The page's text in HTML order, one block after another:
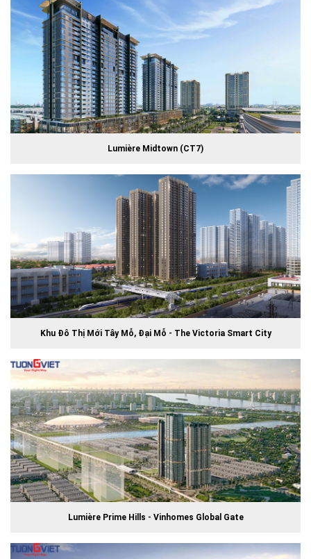
Lumière Midtown (CT7)
Khu Đô Thị Mới Tây Mỗ, Đại Mỗ - The Victoria Smart City
Lumière Prime Hills - Vinhomes Global Gate